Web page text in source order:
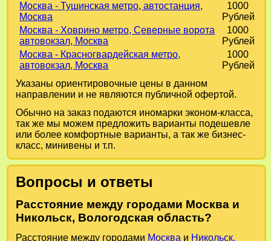
Москва - Тушинская метро, автостанция,
Москва
1000
Рублей
Москва - Ховрино метро, Северные ворота
автовокзал, Москва
1000
Рублей
Москва - Красногвардейская метро,
автовокзал, Москва
1000
Рублей
Указаны ориентировочные цены в данном
направлении и не являются публичной офертой.
Обычно на заказ подаются иномарки эконом-класса,
так же мы можем предложить варианты подешевле
или более комфортные варианты, а так же бизнес-
класс, минивены и т.п.
Вопросы и ответы
Расстояние между городами Москва и
Никольск, Вологодская область?
Расстояние между городами Москва и Никольск,